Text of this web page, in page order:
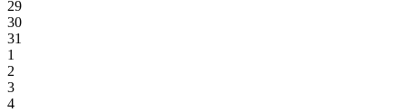
29
30
31
1
2
3
4